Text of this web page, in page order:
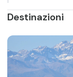
Destinazioni